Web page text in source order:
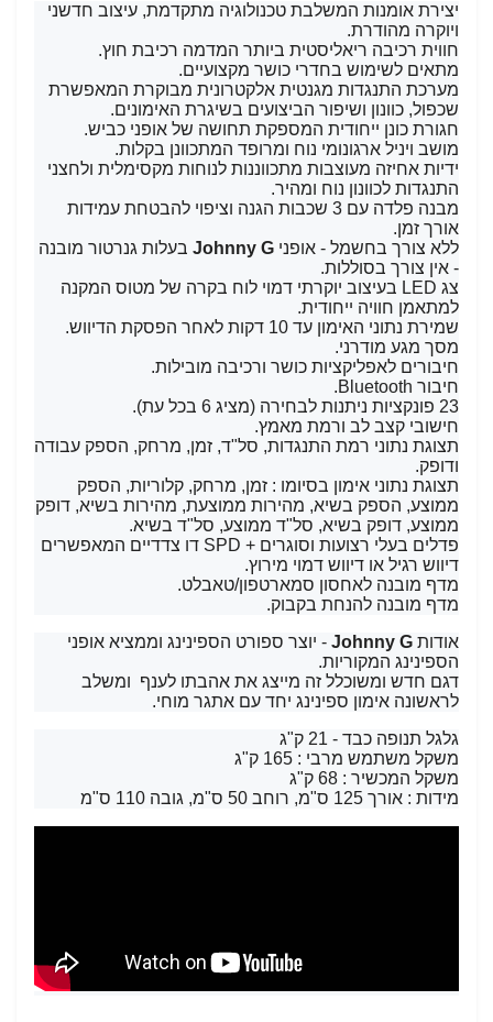
יצירת אומנות המשלבת טכנולוגיה מתקדמת, עיצוב חדשני
ויוקרה מהודרת.
חווית רכיבה ריאליסטית ביותר המדמה רכיבת חוץ.
מתאים לשימוש בחדרי כושר מקצועיים.
מערכת התנגדות מגנטית אלקטרונית מבוקרת המאפשרת
שכפול, כוונון ושיפור הביצועים בשיגרת האימונים.
חגורת כונן ייחודית המספקת תחושה של אופני כביש.
מושב ויניל ארגונומי נוח ומרופד המתכוונן בקלות.
ידיות אחיזה מעוצבות מתכווננות לנוחות מקסימלית ולחצני
התנגדות לכוונון נוח ומהיר.
מבנה פלדה עם 3 שכבות הגנה וציפוי להבטחת עמידות
אורך זמן.
ללא צורך בחשמל - אופני Johnny G בעלות גנרטור מובנה
- אין צורך בסוללות.
צג LED בעיצוב יוקרתי דמוי לוח בקרה של מטוס המקנה
למתאמן חוויה ייחודית.
שמירת נתוני האימון עד 10 דקות לאחר הפסקת הדיווש.
מסך מגע מודרני.
חיבורים לאפליקציות כושר ורכיבה מובילות.
חיבור Bluetooth.
23 פונקציות ניתנות לבחירה (מציג 6 בכל עת).
חישובי קצב לב ורמת מאמץ.
תצוגת נתוני רמת התנגדות, סל"ד, זמן, מרחק, הספק עבודה
ודופק.
תצוגת נתוני אימון בסיומו : זמן, מרחק, קלוריות, הספק
ממוצע, הספק בשיא, מהירות ממוצעת, מהירות בשיא, דופק
ממוצע, דופק בשיא, סל"ד ממוצע, סל"ד בשיא.
פדלים בעלי רצועות וסוגרים + SPD דו צדדיים המאפשרים
דיווש רגיל או דיווש דמוי מירוץ.
מדף מובנה לאחסון סמארטפון/טאבלט.
מדף מובנה להנחת בקבוק.
אודות Johnny G - יוצר ספורט הספינינג וממציא אופני
הספינינג המקוריות.
דגם חדש ומשוכלל זה מייצג את אהבתו לענף ומשלב
לראשונה אימון ספינינג יחד עם אתגר מוחי.
גלגל תנופה כבד - 21 ק"ג
משקל משתמש מרבי : 165 ק"ג
משקל המכשיר : 68 ק"ג
מידות : אורך 125 ס"מ, רוחב 50 ס"מ, גובה 110 ס"מ